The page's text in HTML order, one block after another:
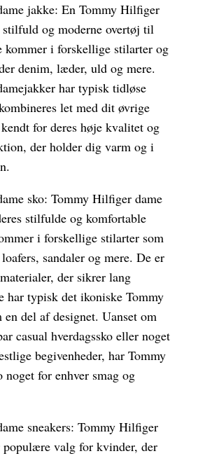
jakke: En Tommy Hilfiger
stilfuld og moderne overtøj til
kommer i forskellige stilarter og
denim, læder, uld og mere.
har typisk tidløse
let med dit øvrige
for deres høje kvalitet og
der holder dig varm og i
sko: Tommy Hilfiger dame
stilfulde og komfortable
i forskellige stilarter som
sandaler og mere. De er
der sikrer lang
har typisk det ikoniske Tommy
del af designet. Uanset om
casual hverdagssko eller noget
begivenheder, har Tommy
for enhver smag og
sneakers: Tommy Hilfiger
populære valg for kvinder, der